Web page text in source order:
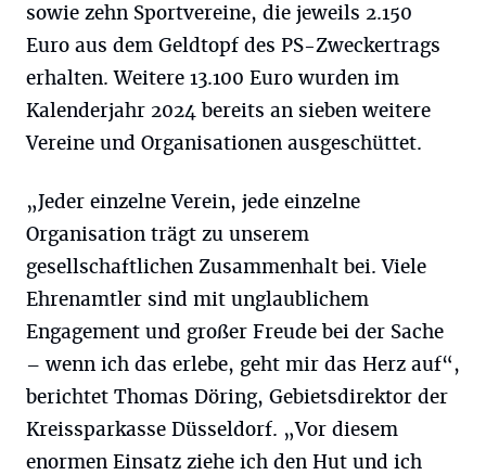
sowie zehn Sportvereine, die jeweils 2.150
Euro aus dem Geldtopf des PS-Zweckertrags
erhalten. Weitere 13.100 Euro wurden im
Kalenderjahr 2024 bereits an sieben weitere
Vereine und Organisationen ausgeschüttet.
„Jeder einzelne Verein, jede einzelne
Organisation trägt zu unserem
gesellschaftlichen Zusammenhalt bei. Viele
Ehrenamtler sind mit unglaublichem
Engagement und großer Freude bei der Sache
– wenn ich das erlebe, geht mir das Herz auf“,
berichtet Thomas Döring, Gebietsdirektor der
Kreissparkasse Düsseldorf. „Vor diesem
enormen Einsatz ziehe ich den Hut und ich